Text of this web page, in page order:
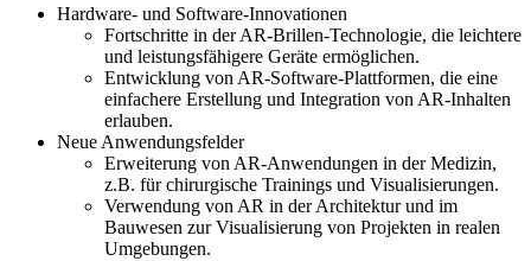
Hardware- und Software-Innovationen
Fortschritte in der AR-Brillen-Technologie, die leichtere
und leistungsfähigere Geräte ermöglichen.
Entwicklung von AR-Software-Plattformen, die eine
einfachere Erstellung und Integration von AR-Inhalten
erlauben.
Neue Anwendungsfelder
Erweiterung von AR-Anwendungen in der Medizin,
z.B. für chirurgische Trainings und Visualisierungen.
Verwendung von AR in der Architektur und im
Bauwesen zur Visualisierung von Projekten in realen
Umgebungen.